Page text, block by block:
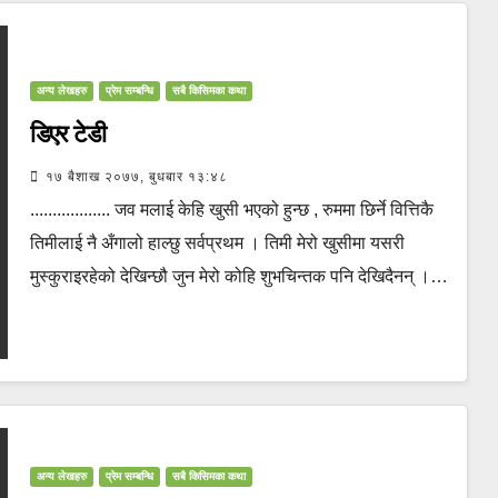
अन्य लेखहरु प्रेम सम्बन्धि सबै किसिमका कथा
डिएर टेडी
१७ बैशाख २०७७, बुधबार १३:४८
.................. जव मलाई केहि खुसी भएको हुन्छ , रुममा छिर्ने वित्तिकै
तिमीलाई नै अँगालो हाल्छु सर्वप्रथम । तिमी मेरो खुसीमा यसरी
मुस्कुराइरहेको देखिन्छौ जुन मेरो कोहि शुभचिन्तक पनि देखिदैनन् ।…
अन्य लेखहरु प्रेम सम्बन्धि सबै किसिमका कथा